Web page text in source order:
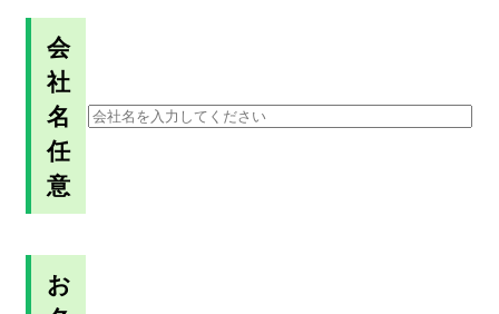
会
社
名
任
意
お